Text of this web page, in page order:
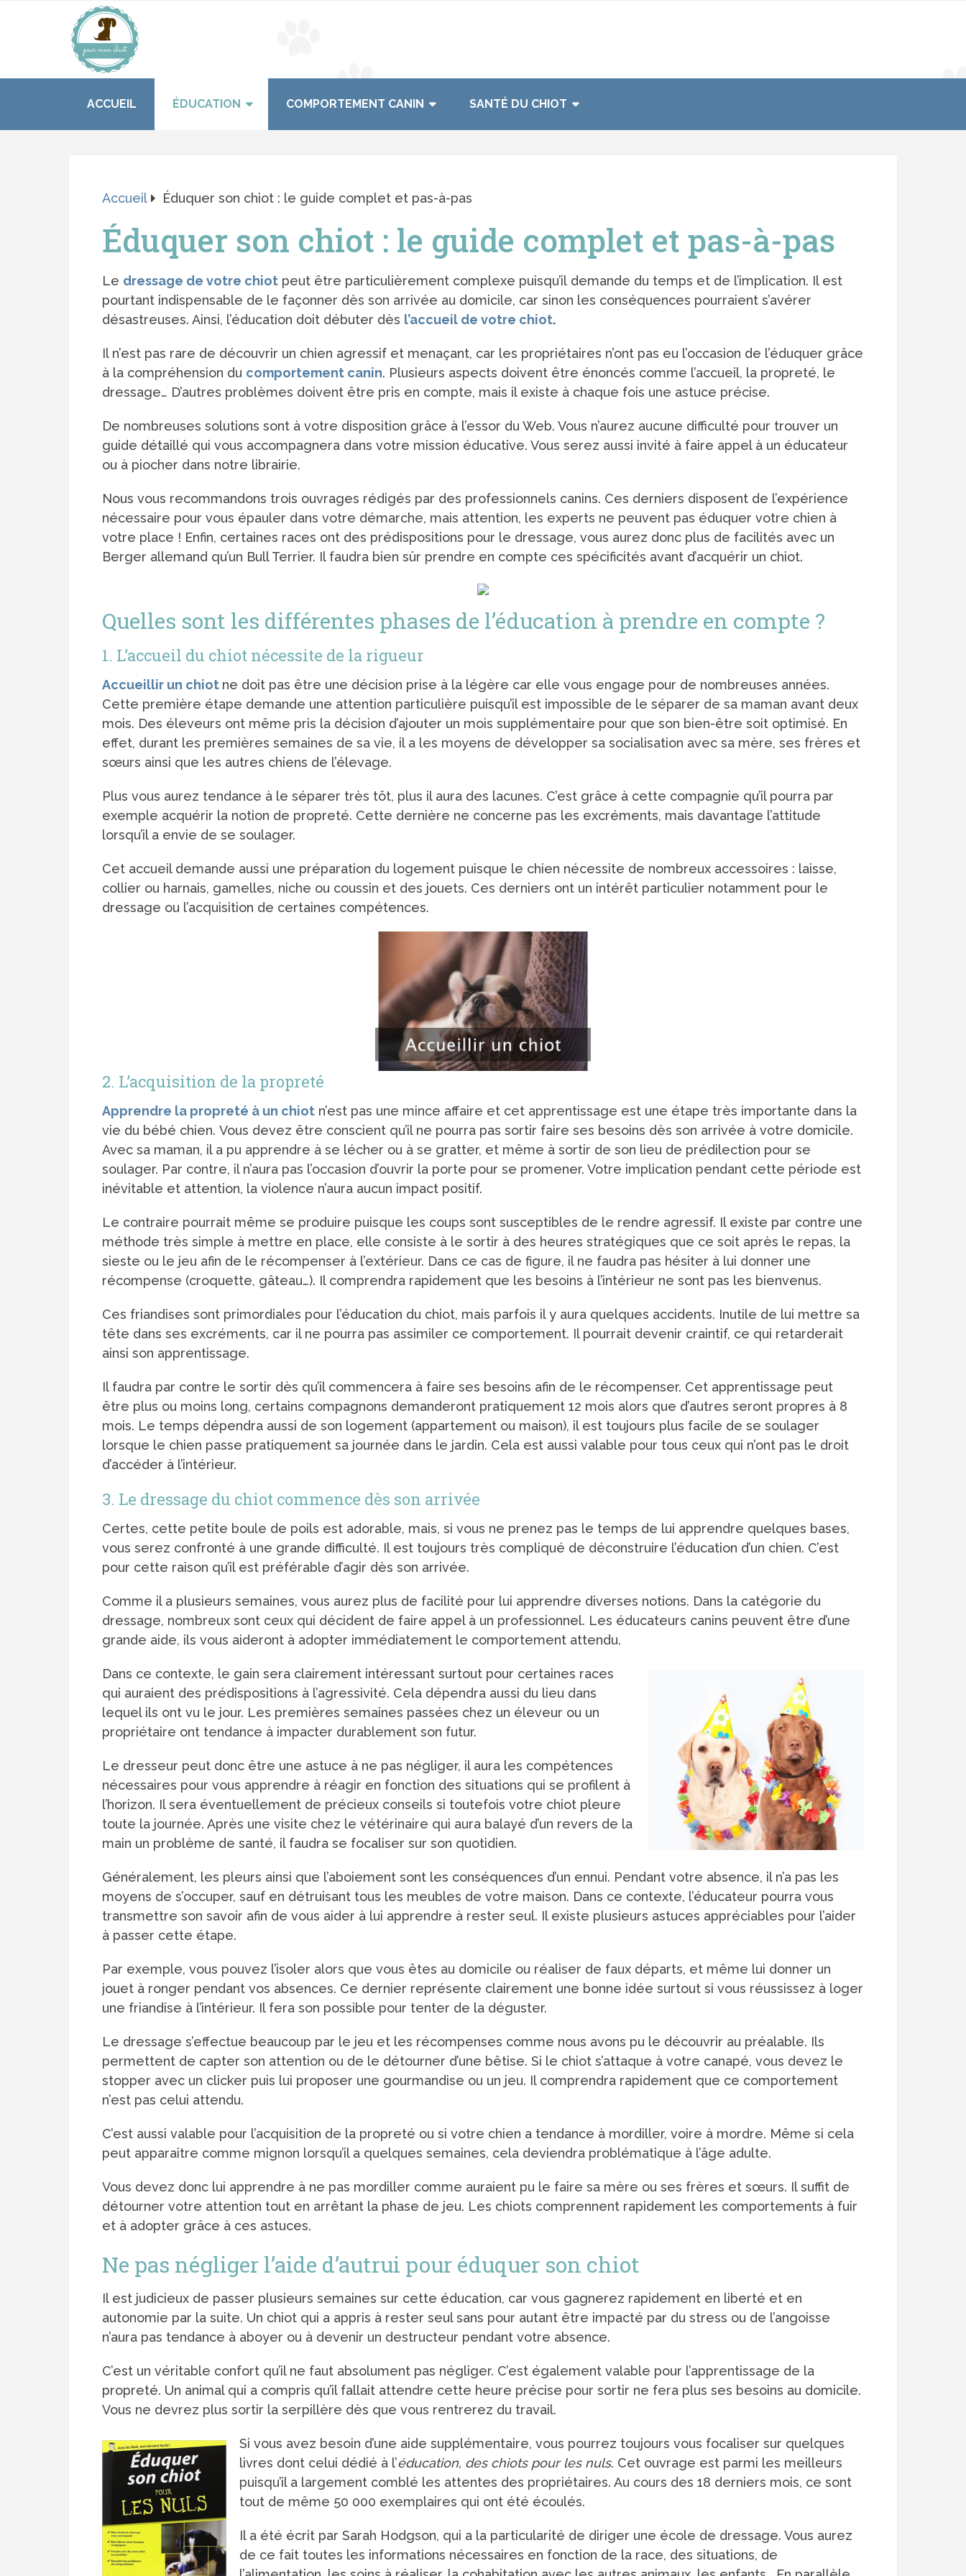
ACCUEIL ÉDUCATION COMPORTEMENT CANIN SANTÉ DU CHIOT
Accueil Éduquer son chiot : le guide complet et pas-à-pas
Éduquer son chiot : le guide complet et pas-à-pas
Le dressage de votre chiot peut être particulièrement complexe puisqu’il demande du temps et de l’implication. Il est
pourtant indispensable de le façonner dès son arrivée au domicile, car sinon les conséquences pourraient s’avérer
désastreuses. Ainsi, l’éducation doit débuter dès l’accueil de votre chiot.
Il n’est pas rare de découvrir un chien agressif et menaçant, car les propriétaires n’ont pas eu l’occasion de l’éduquer grâce
à la compréhension du comportement canin. Plusieurs aspects doivent être énoncés comme l’accueil, la propreté, le
dressage… D’autres problèmes doivent être pris en compte, mais il existe à chaque fois une astuce précise.
De nombreuses solutions sont à votre disposition grâce à l’essor du Web. Vous n’aurez aucune difficulté pour trouver un
guide détaillé qui vous accompagnera dans votre mission éducative. Vous serez aussi invité à faire appel à un éducateur
ou à piocher dans notre librairie.
Nous vous recommandons trois ouvrages rédigés par des professionnels canins. Ces derniers disposent de l’expérience
nécessaire pour vous épauler dans votre démarche, mais attention, les experts ne peuvent pas éduquer votre chien à
votre place ! Enfin, certaines races ont des prédispositions pour le dressage, vous aurez donc plus de facilités avec un
Berger allemand qu’un Bull Terrier. Il faudra bien sûr prendre en compte ces spécificités avant d’acquérir un chiot.
Quelles sont les différentes phases de l’éducation à prendre en compte ?
1. L’accueil du chiot nécessite de la rigueur
Accueillir un chiot ne doit pas être une décision prise à la légère car elle vous engage pour de nombreuses années.
Cette première étape demande une attention particulière puisqu’il est impossible de le séparer de sa maman avant deux
mois. Des éleveurs ont même pris la décision d’ajouter un mois supplémentaire pour que son bien-être soit optimisé. En
effet, durant les premières semaines de sa vie, il a les moyens de développer sa socialisation avec sa mère, ses frères et
sœurs ainsi que les autres chiens de l’élevage.
Plus vous aurez tendance à le séparer très tôt, plus il aura des lacunes. C’est grâce à cette compagnie qu’il pourra par
exemple acquérir la notion de propreté. Cette dernière ne concerne pas les excréments, mais davantage l’attitude
lorsqu’il a envie de se soulager.
Cet accueil demande aussi une préparation du logement puisque le chien nécessite de nombreux accessoires : laisse,
collier ou harnais, gamelles, niche ou coussin et des jouets. Ces derniers ont un intérêt particulier notamment pour le
dressage ou l’acquisition de certaines compétences.
2. L’acquisition de la propreté
Apprendre la propreté à un chiot n’est pas une mince affaire et cet apprentissage est une étape très importante dans la
vie du bébé chien. Vous devez être conscient qu’il ne pourra pas sortir faire ses besoins dès son arrivée à votre domicile.
Avec sa maman, il a pu apprendre à se lécher ou à se gratter, et même à sortir de son lieu de prédilection pour se
soulager. Par contre, il n’aura pas l’occasion d’ouvrir la porte pour se promener. Votre implication pendant cette période est
inévitable et attention, la violence n’aura aucun impact positif.
Le contraire pourrait même se produire puisque les coups sont susceptibles de le rendre agressif. Il existe par contre une
méthode très simple à mettre en place, elle consiste à le sortir à des heures stratégiques que ce soit après le repas, la
sieste ou le jeu afin de le récompenser à l’extérieur. Dans ce cas de figure, il ne faudra pas hésiter à lui donner une
récompense (croquette, gâteau…). Il comprendra rapidement que les besoins à l’intérieur ne sont pas les bienvenus.
Ces friandises sont primordiales pour l’éducation du chiot, mais parfois il y aura quelques accidents. Inutile de lui mettre sa
tête dans ses excréments, car il ne pourra pas assimiler ce comportement. Il pourrait devenir craintif, ce qui retarderait
ainsi son apprentissage.
Il faudra par contre le sortir dès qu’il commencera à faire ses besoins afin de le récompenser. Cet apprentissage peut
être plus ou moins long, certains compagnons demanderont pratiquement 12 mois alors que d’autres seront propres à 8
mois. Le temps dépendra aussi de son logement (appartement ou maison), il est toujours plus facile de se soulager
lorsque le chien passe pratiquement sa journée dans le jardin. Cela est aussi valable pour tous ceux qui n’ont pas le droit
d’accéder à l’intérieur.
3. Le dressage du chiot commence dès son arrivée
Certes, cette petite boule de poils est adorable, mais, si vous ne prenez pas le temps de lui apprendre quelques bases,
vous serez confronté à une grande difficulté. Il est toujours très compliqué de déconstruire l’éducation d’un chien. C’est
pour cette raison qu’il est préférable d’agir dès son arrivée.
Comme il a plusieurs semaines, vous aurez plus de facilité pour lui apprendre diverses notions. Dans la catégorie du
dressage, nombreux sont ceux qui décident de faire appel à un professionnel. Les éducateurs canins peuvent être d’une
grande aide, ils vous aideront à adopter immédiatement le comportement attendu.
Dans ce contexte, le gain sera clairement intéressant surtout pour certaines races
qui auraient des prédispositions à l’agressivité. Cela dépendra aussi du lieu dans
lequel ils ont vu le jour. Les premières semaines passées chez un éleveur ou un
propriétaire ont tendance à impacter durablement son futur.
Le dresseur peut donc être une astuce à ne pas négliger, il aura les compétences
nécessaires pour vous apprendre à réagir en fonction des situations qui se profilent à
l’horizon. Il sera éventuellement de précieux conseils si toutefois votre chiot pleure
toute la journée. Après une visite chez le vétérinaire qui aura balayé d’un revers de la
main un problème de santé, il faudra se focaliser sur son quotidien.
Généralement, les pleurs ainsi que l’aboiement sont les conséquences d’un ennui. Pendant votre absence, il n’a pas les
moyens de s’occuper, sauf en détruisant tous les meubles de votre maison. Dans ce contexte, l’éducateur pourra vous
transmettre son savoir afin de vous aider à lui apprendre à rester seul. Il existe plusieurs astuces appréciables pour l’aider
à passer cette étape.
Par exemple, vous pouvez l’isoler alors que vous êtes au domicile ou réaliser de faux départs, et même lui donner un
jouet à ronger pendant vos absences. Ce dernier représente clairement une bonne idée surtout si vous réussissez à loger
une friandise à l’intérieur. Il fera son possible pour tenter de la déguster.
Le dressage s’effectue beaucoup par le jeu et les récompenses comme nous avons pu le découvrir au préalable. Ils
permettent de capter son attention ou de le détourner d’une bêtise. Si le chiot s’attaque à votre canapé, vous devez le
stopper avec un clicker puis lui proposer une gourmandise ou un jeu. Il comprendra rapidement que ce comportement
n’est pas celui attendu.
C’est aussi valable pour l’acquisition de la propreté ou si votre chien a tendance à mordiller, voire à mordre. Même si cela
peut apparaitre comme mignon lorsqu’il a quelques semaines, cela deviendra problématique à l’âge adulte.
Vous devez donc lui apprendre à ne pas mordiller comme auraient pu le faire sa mère ou ses frères et sœurs. Il suffit de
détourner votre attention tout en arrêtant la phase de jeu. Les chiots comprennent rapidement les comportements à fuir
et à adopter grâce à ces astuces.
Ne pas négliger l’aide d’autrui pour éduquer son chiot
Il est judicieux de passer plusieurs semaines sur cette éducation, car vous gagnerez rapidement en liberté et en
autonomie par la suite. Un chiot qui a appris à rester seul sans pour autant être impacté par du stress ou de l’angoisse
n’aura pas tendance à aboyer ou à devenir un destructeur pendant votre absence.
C’est un véritable confort qu’il ne faut absolument pas négliger. C’est également valable pour l’apprentissage de la
propreté. Un animal qui a compris qu’il fallait attendre cette heure précise pour sortir ne fera plus ses besoins au domicile.
Vous ne devrez plus sortir la serpillère dès que vous rentrerez du travail.
Si vous avez besoin d’une aide supplémentaire, vous pourrez toujours vous focaliser sur quelques
livres dont celui dédié à l’éducation, des chiots pour les nuls. Cet ouvrage est parmi les meilleurs
puisqu’il a largement comblé les attentes des propriétaires. Au cours des 18 derniers mois, ce sont
tout de même 50 000 exemplaires qui ont été écoulés.
Il a été écrit par Sarah Hodgson, qui a la particularité de diriger une école de dressage. Vous aurez
de ce fait toutes les informations nécessaires en fonction de la race, des situations, de